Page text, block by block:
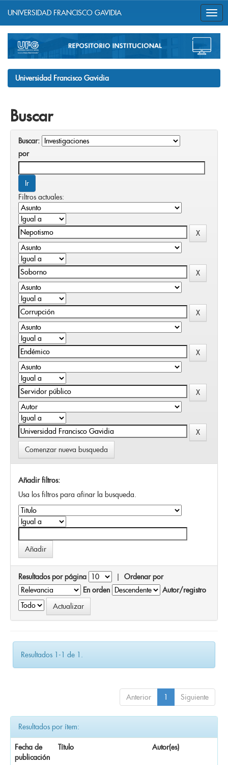
navigation
UNIVERSIDAD FRANCISCO GAVIDIA
Universidad Francisco Gavidia
Buscar
Buscar:
por
Filtros actuales:
Comenzar nueva busqueda
Añadir filtros:
Usa los filtros para afinar la busqueda.
Resultados por página | Ordenar por
En orden
Autor/registro
Resultados 1-1 de 1.
Anterior 1 Siguiente
Resultados por ítem:
Fecha de
publicación
Título Autor(es)